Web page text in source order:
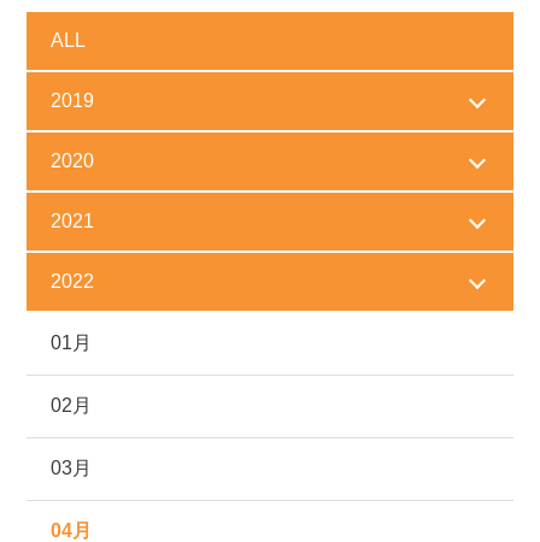
ALL
2019
2020
2021
2022
01月
02月
03月
04月